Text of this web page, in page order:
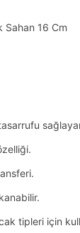
Sahan 16 Cm
tipleri için